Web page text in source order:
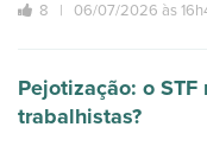
8 | 06/07/2026 às
Pejotização: o
trabalhistas?